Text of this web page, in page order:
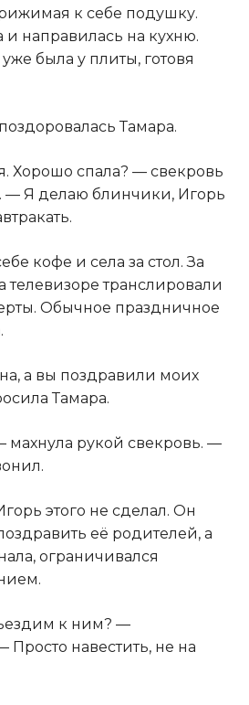
к себе подушку.
и направилась на кухню.
была у плиты, готовя
Тамара.
Хорошо спала? — свекровь
— Я делаю блинчики, Игорь
кофе и села за стол. За
телевизоре транслировали
Обычное праздничное
а вы поздравили моих
Тамара.
махнула рукой свекровь. —
этого не сделал. Он
её родителей, а
ограничивался
к ним? —
навестить, не на